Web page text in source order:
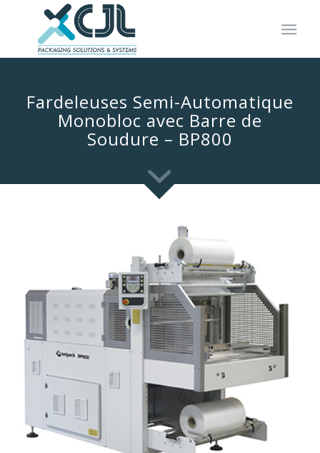
Fardeleuses Semi-Automatique
Monobloc avec Barre de
Soudure – BP800